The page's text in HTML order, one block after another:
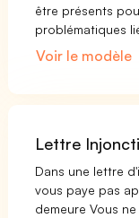
être présents
problématiques
Voir le modèle
Lettre
Dans une lettre
vous paye pas
demeure Vous